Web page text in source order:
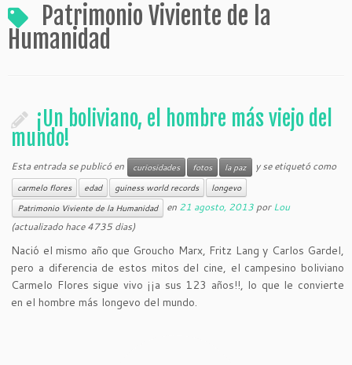
Patrimonio Viviente de la
Humanidad
¡Un boliviano, el hombre más viejo del
mundo!
Esta entrada se publicó en curiosidades fotos la paz y se etiquetó como
carmelo flores edad guiness world records
longevo
Patrimonio Viviente de la Humanidad
en 21 agosto, 2013 porLou
(actualizado hace 4735 dias)
Nació el mismo año que Groucho Marx, Fritz Lang y Carlos Gardel,
pero a diferencia de estos mitos del cine, el campesino boliviano
Carmelo Flores sigue vivo ¡¡a sus 123 años!!, lo que le convierte
en el hombre más longevo del mundo.